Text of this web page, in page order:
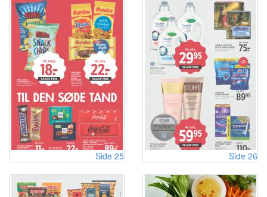
Side 25 Side 26